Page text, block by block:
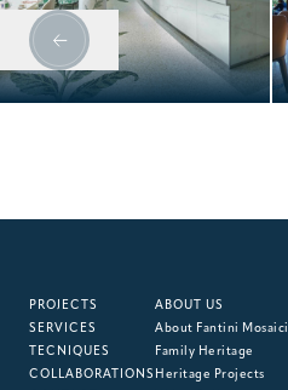
PROJECTS
SERVICES
TECNIQUES
COLLABORATIONS
ABOUT US
About Fantini Mosaici
Family Heritage
Heritage Projects